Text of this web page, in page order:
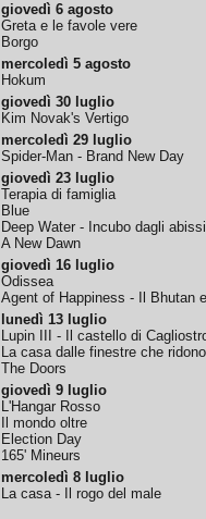
giovedì 6 agosto
Greta e le favole vere
Borgo
mercoledì 5 agosto
Hokum
giovedì 30 luglio
Kim Novak's Vertigo
mercoledì 29 luglio
Spider-Man - Brand New Day
giovedì 23 luglio
Terapia di famiglia
Blue
Deep Water - Incubo dagli abissi
A New Dawn
giovedì 16 luglio
Odissea
Agent of Happiness - Il Bhutan
lunedì 13 luglio
Lupin III - Il castello di
La casa dalle finestre che ridono
The Doors
giovedì 9 luglio
L'Hangar Rosso
Il mondo oltre
Election Day
165' Mineurs
mercoledì 8 luglio
La casa - Il rogo del male